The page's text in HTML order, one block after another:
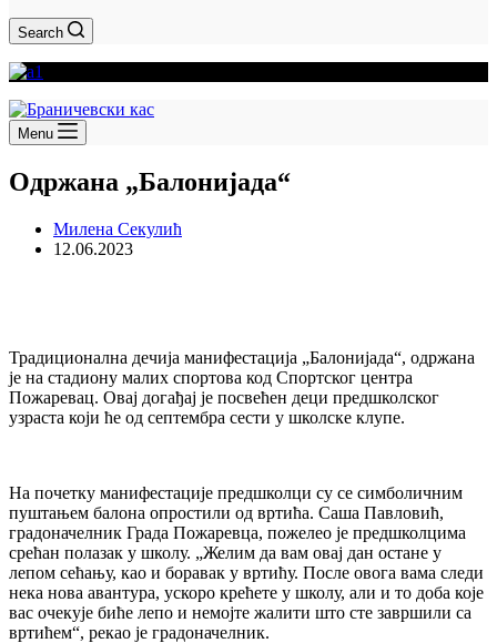
Search
Menu
Одржана „Балонијада“
Милена Секулић
12.06.2023
Традиционална дечија манифестација „Балонијада“, одржана
је на стадиону малих спортова код Спортског центра
Пожаревац. Овај догађај је посвећен деци предшколског
узраста који ће од септембра сести у школске клупе.
На почетку манифестације предшколци су се симболичним
пуштањем балона опростили од вртића. Саша Павловић,
градоначелник Града Пожаревца, пожелео је предшколцима
срећан полазак у школу. „Желим да вам овај дан остане у
лепом сећању, као и боравак у вртићу. После овога вама следи
нека нова авантура, ускоро крећете у школу, али и то доба које
вас очекује биће лепо и немојте жалити што сте завршили са
вртићем“, рекао је градоначелник.